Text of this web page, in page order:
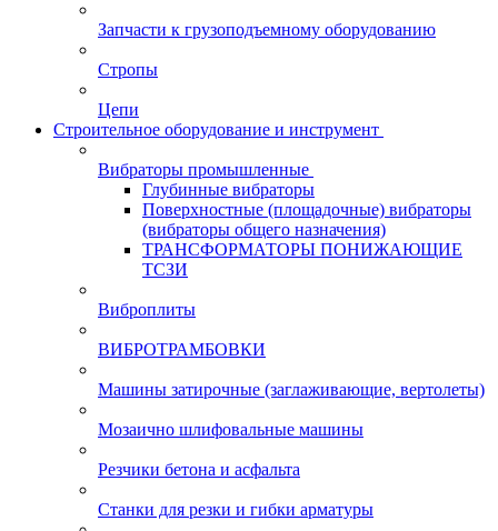
Запчасти к грузоподъемному оборудованию
Стропы
Цепи
Строительное оборудование и инструмент
Вибраторы промышленные
Глубинные вибраторы
Поверхностные (площадочные) вибраторы
(вибраторы общего назначения)
ТРАНСФОРМАТОРЫ ПОНИЖАЮЩИЕ
ТСЗИ
Виброплиты
ВИБРОТРАМБОВКИ
Машины затирочные (заглаживающие, вертолеты)
Мозаично шлифовальные машины
Резчики бетона и асфальта
Станки для резки и гибки арматуры